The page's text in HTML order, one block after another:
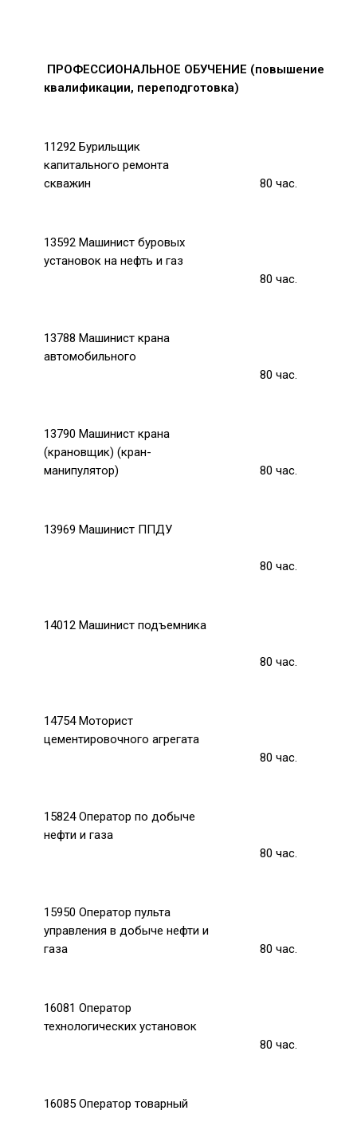
ПРОФЕССИОНАЛЬНОЕ ОБУЧЕНИЕ (повышение
квалификации, переподготовка)
11292 Бурильщик
капитального ремонта
скважин
80час.
13592 Машинист буровых
установок на нефть и газ
80час.
13788 Машинист крана
автомобильного
80час.
13790 Машинист крана
(крановщик) (кран-
манипулятор)
80час.
13969 Машинист ППДУ
80час.
14012 Машинист подъемника
80час.
14754 Моторист
цементировочного агрегата
80час.
15824 Оператор по добыче
нефти и газа
80час.
15950 Оператор пульта
управления в добыче нефти и
газа
80час.
16081 Оператор
технологических установок
80час.
16085 Оператор товарный